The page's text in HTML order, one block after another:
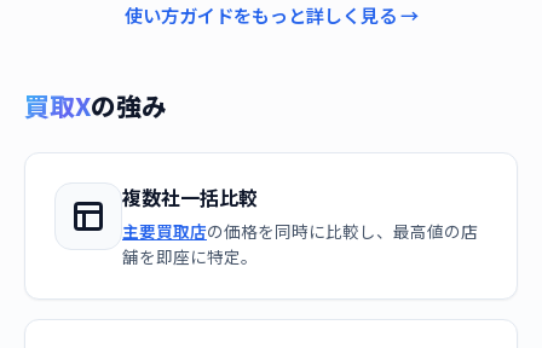
使い方ガイドをもっと詳しく見る →
買取Xの強み
複数社一括比較
主要買取店の価格を同時に比較し、最高値の店
舗を即座に特定。